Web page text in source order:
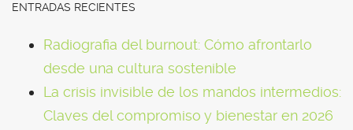
ENTRADAS RECIENTES
Radiografia del burnout: Cómo afrontarlo
desde una cultura sostenible
La crisis invisible de los mandos intermedios:
Claves del compromiso y bienestar en 2026